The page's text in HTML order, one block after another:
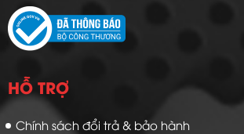
HỖ TRỢ
Chính sách đổi trả & bảo hành